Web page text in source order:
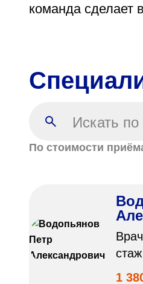
команда сделает
По стоимости
1